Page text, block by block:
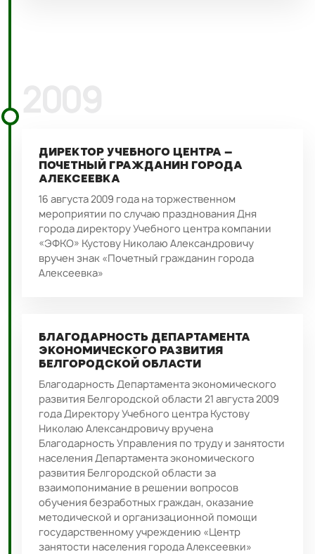
ДИРЕКТОР УЧЕБНОГО ЦЕНТРА –
ПОЧЕТНЫЙ ГРАЖДАНИН ГОРОДА
АЛЕКСЕЕВКА
16 августа 2009 года на торжественном
мероприятии по случаю празднования Дня
города директору Учебного центра компании
«ЭФКО» Кустову Николаю Александровичу
вручен знак «Почетный гражданин города
Алексеевка»
БЛАГОДАРНОСТЬ ДЕПАРТАМЕНТА
ЭКОНОМИЧЕСКОГО РАЗВИТИЯ
БЕЛГОРОДСКОЙ ОБЛАСТИ
Благодарность Департамента экономического
развития Белгородской области 21 августа 2009
года Директору Учебного центра Кустову
Николаю Александровичу вручена
Благодарность Управления по труду и занятости
населения Департамента экономического
развития Белгородской области за
взаимопонимание в решении вопросов
обучения безработных граждан, оказание
методической и организационной помощи
государственному учреждению «Центр
занятости населения города Алексеевки»